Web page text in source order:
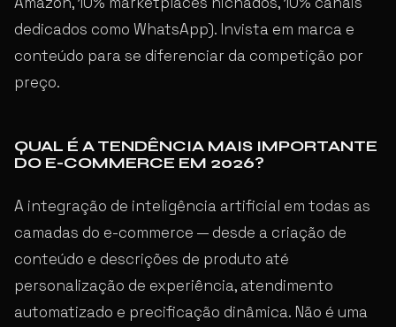
dedicados como WhatsApp). Invista em marca e
conteúdo para se diferenciar da competição por
preço.
QUAL É A TENDÊNCIA MAIS IMPORTANTE
DO E-COMMERCE EM 2026?
A integração de inteligência artificial em todas as
camadas do e-commerce — desde a criação de
conteúdo e descrições de produto até
personalização de experiência, atendimento
automatizado e precificação dinâmica. Não é uma